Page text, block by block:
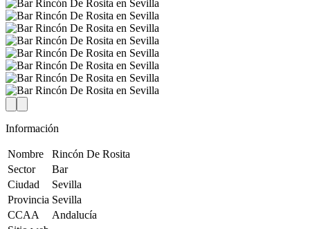
Información
Nombre
Rincón De Rosita
Sector
Bar
Ciudad
Sevilla
Provincia Sevilla
CCAA
Andalucía